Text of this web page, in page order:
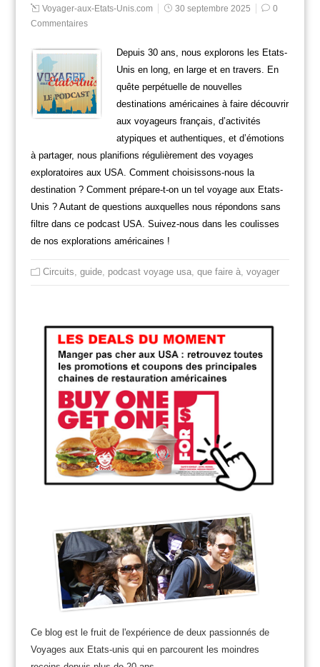
Voyager-aux-Etats-Unis.com 30 septembre 2025
0
Commentaires
Depuis 30 ans, nous explorons les Etats-
Unis en long, en large et en travers. En
quête perpétuelle de nouvelles
destinations américaines à faire découvrir
aux voyageurs français, d’activités
atypiques et authentiques, et d’émotions
à partager, nous planifions régulièrement des voyages
exploratoires aux USA. Comment choisissons-nous la
destination ? Comment prépare-t-on un tel voyage aux Etats-
Unis ? Autant de questions auxquelles nous répondons sans
filtre dans ce podcast USA. Suivez-nous dans les coulisses
de nos explorations américaines !
Circuits guide, podcast voyage usa, que faire à, voyager
Ce blog est le fruit de l'expérience de deux passionnés de
Voyages aux Etats-unis qui en parcourent les moindres